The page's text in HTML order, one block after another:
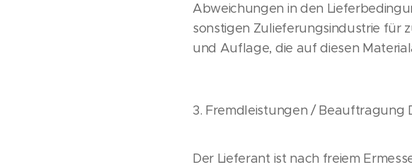
Abweichungen in den
sonstigen Zulieferungsindustrie für
und Auflage, die auf diesen
3. Fremdleistungen / Beauftragung
Der Lieferant ist nach freiem